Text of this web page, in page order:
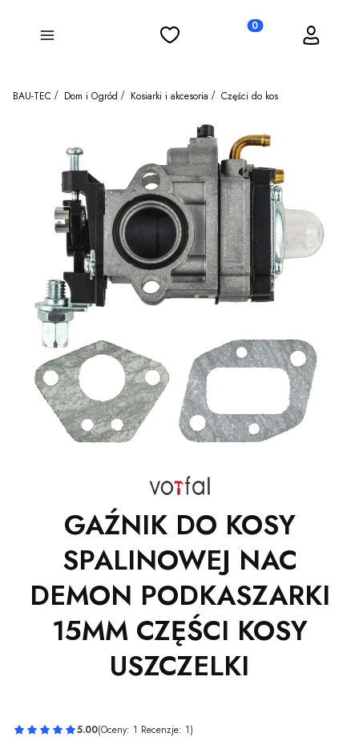
Menu Ulubione Produkty w koszyku:
Koszyk Zaloguj się
BAU-TEC Dom i Ogród Kosiarki i akcesoria Części do kos
GAŹNIK DO KOSY
SPALINOWEJ NAC
DEMON PODKASZARKI
15MM CZĘŚCI KOSY
USZCZELKI
5.00(Oceny: 1 Recenzje: 1)